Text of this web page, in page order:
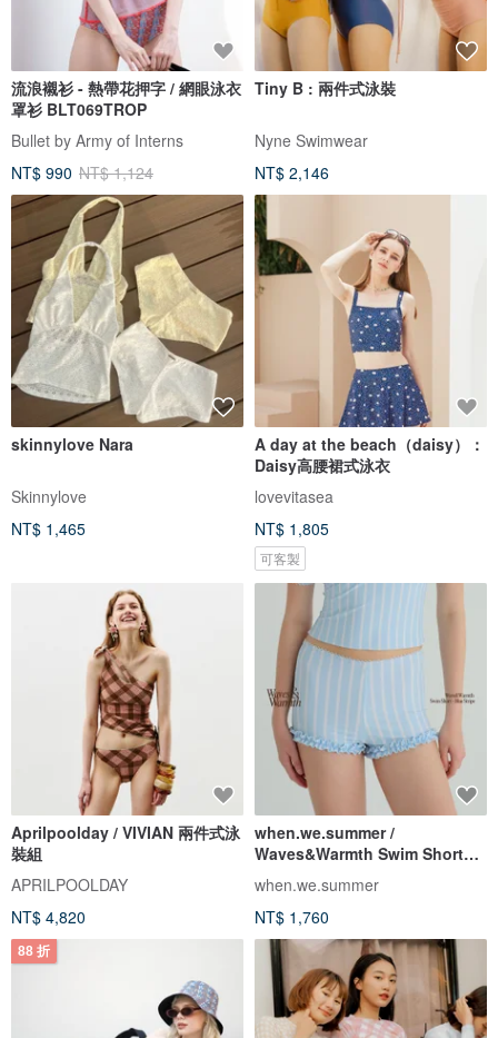
流浪襯衫 - 熱帶花押字 / 網眼泳衣
罩衫 BLT069TROP
Bullet by Army of Interns
NT$ 990 NT$ 1,124
Tiny B : 兩件式泳裝
Nyne Swimwear
NT$ 2,146
skinnylove Nara
Skinnylove
NT$ 1,465
A day at the beach（daisy）：
Daisy高腰裙式泳衣
lovevitasea
NT$ 1,805
可客製
Aprilpoolday / VIVIAN 兩件式泳
裝組
APRILPOOLDAY
NT$ 4,820
when.we.summer /
Waves&Warmth Swim Short
(僅褲裝)
when.we.summer
NT$ 1,760
88 折